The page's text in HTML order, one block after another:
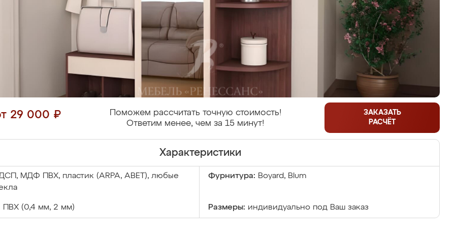
29 000 ₽
Поможем рассчитать точную стоимость!
Ответим менее, чем за 15 минут!
ЗАКАЗАТЬ
РАСЧЁТ
Характеристики
МДФ ПВХ, пластик (ARPA, ABET), любые
Фурнитура: Boyard, Blum
ПВХ (0,4 мм, 2 мм) Размеры: индивидуально под Ваш заказ